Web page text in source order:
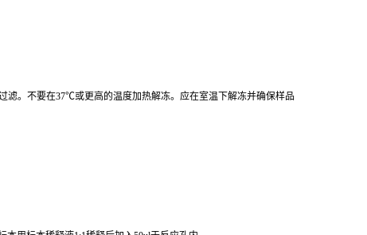
滤。不要在37℃或更高的温度加热解冻。应在室温下解冻并确保样品